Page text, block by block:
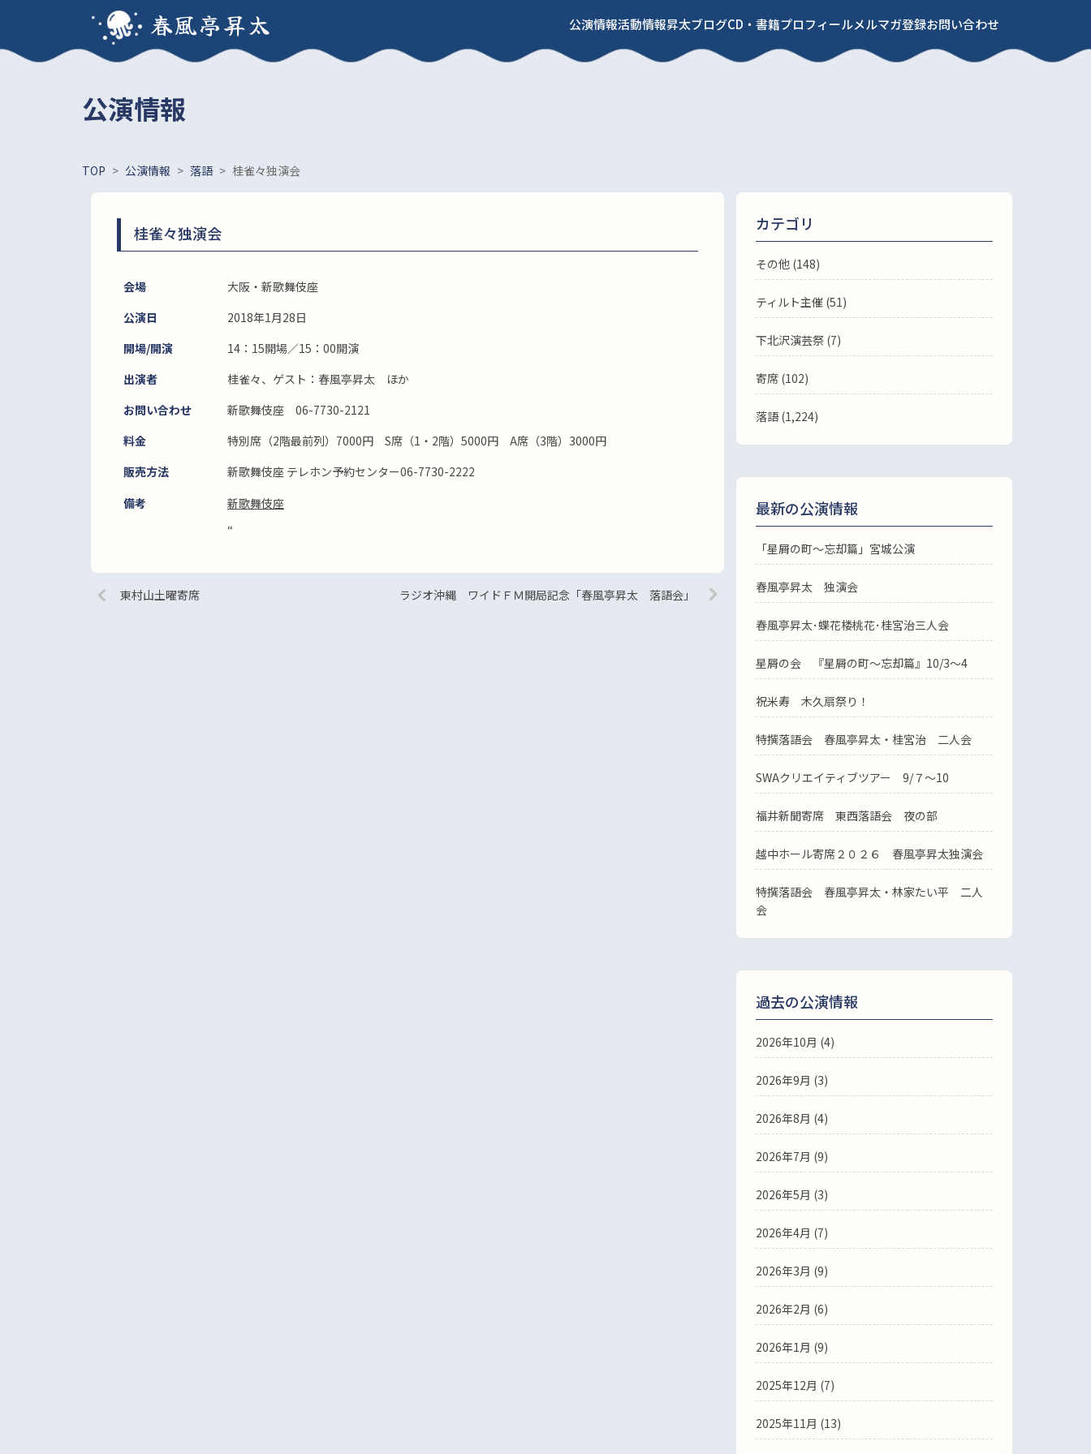
春風亭昇太 公演情報活動情報昇太ブログCD・書籍プロフィールメルマガ登録お問い合わせ
公演情報
TOP > 公演情報 > 落語 > 桂雀々独演会
桂雀々独演会
会場
大阪・新歌舞伎座
公演日
2018年1月28日
開場/開演
14：15開場／15：00開演
出演者
桂雀々、ゲスト：春風亭昇太 ほか
お問い合わせ
新歌舞伎座 06-7730-2121
料金
特別席（2階最前列）7000円 S席（1・2階）5000円 A席（3階）3000円
販売方法
新歌舞伎座 テレホン予約センター06-7730-2222
備考
新歌舞伎座
“
東村山土曜寄席 ラジオ沖縄 ワイドＦＭ開局記念「春風亭昇太 落語会」
カテゴリ
その他 (148)
ティルト主催 (51)
下北沢演芸祭 (7)
寄席 (102)
落語(1,224)
最新の公演情報
「星屑の町～忘却篇」宮城公演
春風亭昇太 独演会
春風亭昇太･蝶花楼桃花･桂宮治三人会
星屑の会 『星屑の町～忘却篇』10/3～4
祝米寿 木久扇祭り！
特撰落語会 春風亭昇太・桂宮治 二人会
SWAクリエイティブツアー 9/７～10
福井新聞寄席 東西落語会 夜の部
越中ホール寄席２０２６ 春風亭昇太独演会
特撰落語会 春風亭昇太・林家たい平 二人
会
過去の公演情報
2026年10月 (4)
2026年9月 (3)
2026年8月 (4)
2026年7月 (9)
2026年5月 (3)
2026年4月 (7)
2026年3月 (9)
2026年2月 (6)
2026年1月 (9)
2025年12月 (7)
2025年11月 (13)